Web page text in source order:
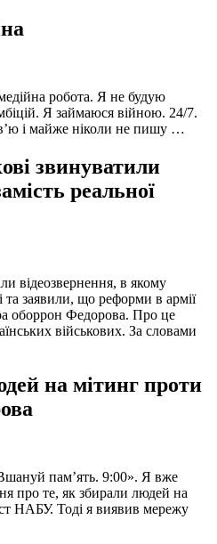
робота. Я не будую
Я займаюся війною. 24/7.
і майже ніколи не пишу …
звинуватили
реальної
відеозвернення, в якому
та заявили, що реформи в армії
оборрон Федорова. Про це
військових. За словами
на мітинг проти
пам’ять. 9:00». Я вже
про те, як збирали людей на
НАБУ. Тоді я виявив мережу